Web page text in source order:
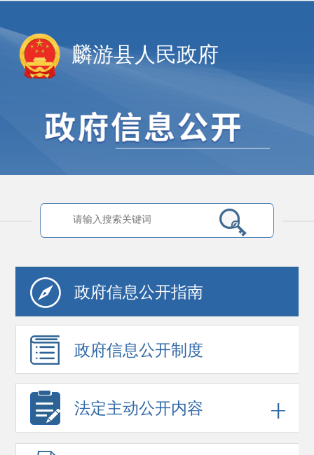
麟游县人民政府
政府信息公开指南
政府信息公开制度
法定主动公开内容